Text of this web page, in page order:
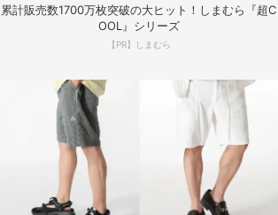
累計販売数1700万枚突破の大ヒット！しまむら『超C
OOL』シリーズ
【PR】しまむら